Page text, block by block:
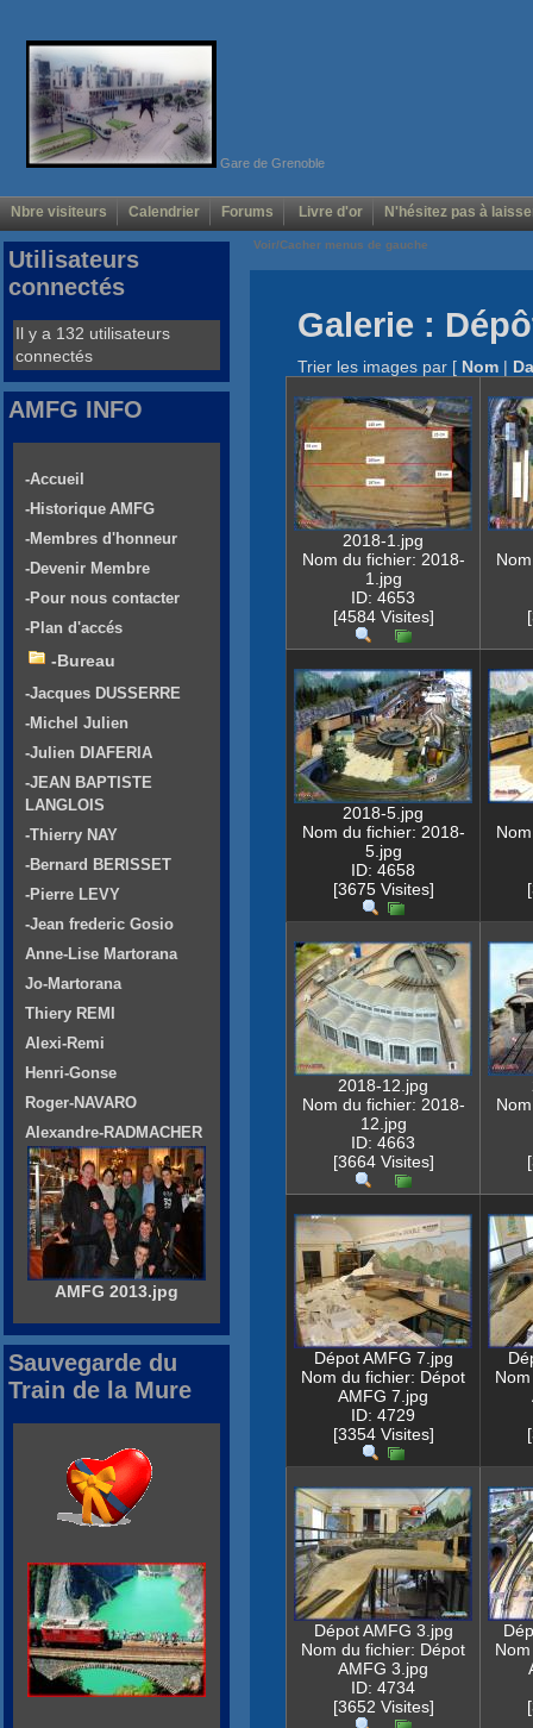
Gare de Grenoble
Nbre visiteurs Calendrier Forums Livre d'or N'hésitez pas à
Voir/Cacher menus de gauche
Galerie :
Trier les images par [ Nom |
2018-1.jpg
Nom du fichier: 2018-
1.jpg
ID: 4653
[4584 Visites]
2018-5.jpg
Nom du fichier: 2018-
5.jpg
ID: 4658
[3675 Visites]
2018-12.jpg
Nom du fichier: 2018-
12.jpg
ID: 4663
[3664 Visites]
Dépot AMFG 7.jpg
Nom du fichier: Dépot
AMFG 7.jpg
ID: 4729
[3354 Visites]
Dépot AMFG 3.jpg
Nom du fichier: Dépot
AMFG 3.jpg
ID: 4734
[3652 Visites]
Utilisateurs
connectés
Il y a 132 utilisateurs
connectés
AMFG INFO
-Accueil
-Historique AMFG
-Membres d'honneur
-Devenir Membre
-Pour nous contacter
-Plan d'accés
-Bureau
-Jacques DUSSERRE
-Michel Julien
-Julien DIAFERIA
-JEAN BAPTISTE
LANGLOIS
-Thierry NAY
-Bernard BERISSET
-Pierre LEVY
-Jean frederic Gosio
Anne-Lise Martorana
Jo-Martorana
Thiery REMI
Alexi-Remi
Henri-Gonse
Roger-NAVARO
Alexandre-RADMACHER
AMFG 2013.jpg
Sauvegarde du
Train de la Mure